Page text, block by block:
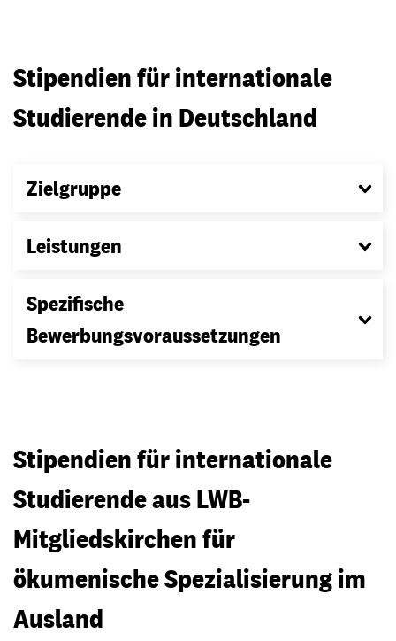
Stipendien für internationale
Studierende in Deutschland
Zielgruppe
Leistungen
Spezifische
Bewerbungsvoraussetzungen
Stipendien für internationale
Studierende aus LWB-
Mitgliedskirchen für
ökumenische Spezialisierung im
Ausland